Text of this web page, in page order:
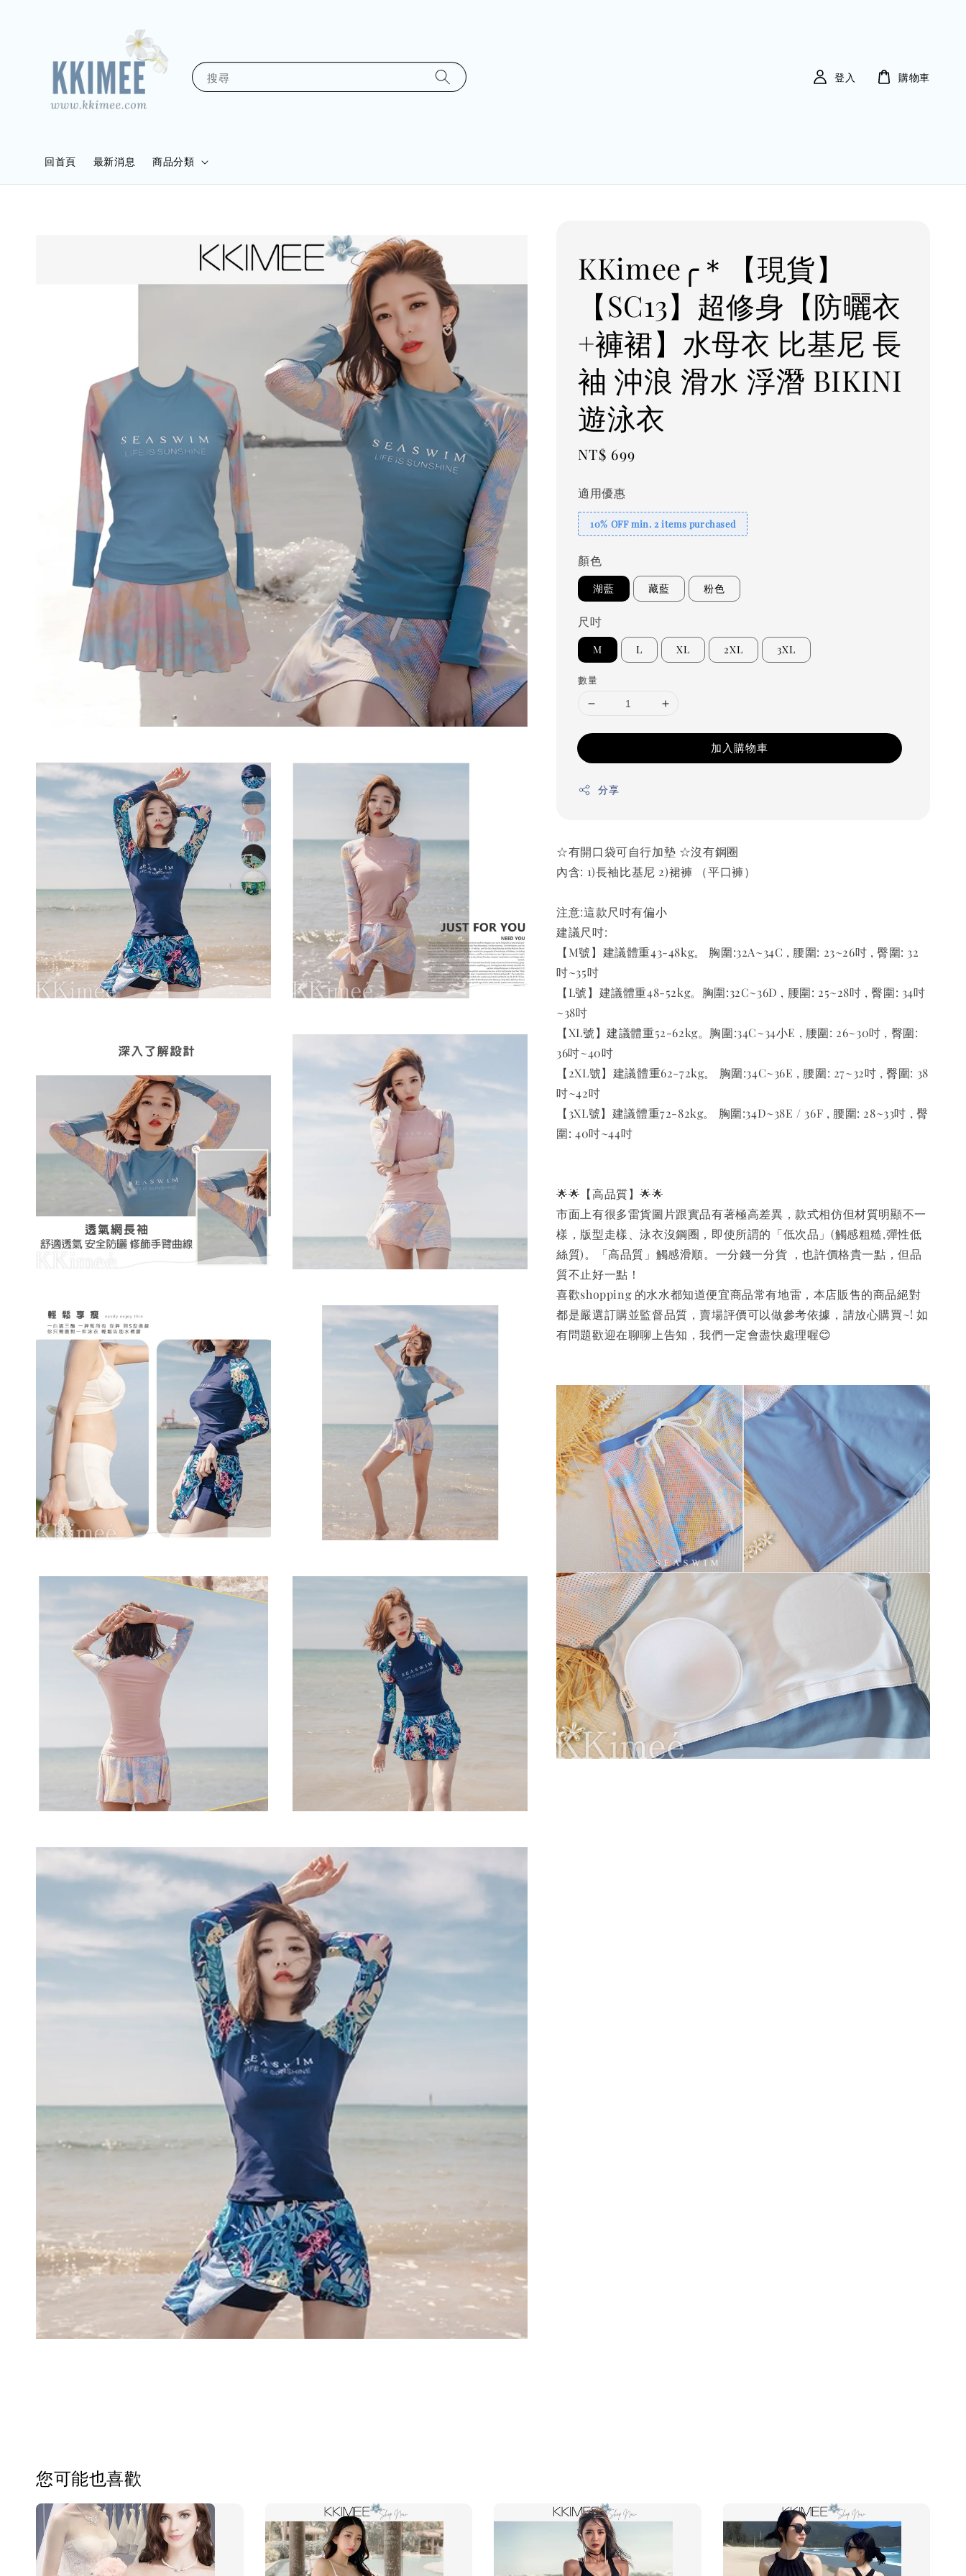
搜尋
回首頁 最新消息 商品分類
登入 購物車
KKimee╭＊【現貨】
【SC13】超修身【防曬衣
+褲裙】水母衣 比基尼 長
袖 沖浪 滑水 浮潛 BIKINI
遊泳衣
Regular
NT$ 699
適用優惠
10% OFF min. 2 items purchased
顏色
湖藍 藏藍 粉色
尺吋
M L XL 2XL 3XL
數量
加入購物車
分享
☆有開口袋可自行加墊 ☆沒有鋼圈
內含: 1)長袖比基尼 2)裙褲 （平口褲）
注意:這款尺吋有偏小
建議尺吋:
【M號】建議體重43-48kg。 胸圍:32A~34C , 腰圍: 23~26吋 , 臀圍: 32
吋~35吋
【L號】建議體重48-52kg。胸圍:32C~36D , 腰圍: 25~28吋 , 臀圍: 34吋
~38吋
【XL號】建議體重52-62kg。胸圍:34C~34小E , 腰圍: 26~30吋 , 臀圍:
36吋~40吋
【2XL號】建議體重62-72kg。 胸圍:34C~36E , 腰圍: 27~32吋 , 臀圍: 38
吋~42吋
【3XL號】建議體重72-82kg。 胸圍:34D~38E / 36F , 腰圍: 28~33吋 , 臀
圍: 40吋~44吋
🌟🌟【高品質】🌟🌟
市面上有很多雷貨圖片跟實品有著極高差異，款式相仿但材質明顯不一
樣，版型走樣、泳衣沒鋼圈，即使所謂的「低次品」(觸感粗糙,彈性低
絲質)。「高品質」觸感滑順。一分錢一分貨 ，也許價格貴一點，但品
質不止好一點！
喜歡shopping 的水水都知道便宜商品常有地雷，本店販售的商品絕對
都是嚴選訂購並監督品質，賣場評價可以做參考依據，請放心購買~! 如
有問題歡迎在聊聊上告知，我們一定會盡快處理喔😊
您可能也喜歡